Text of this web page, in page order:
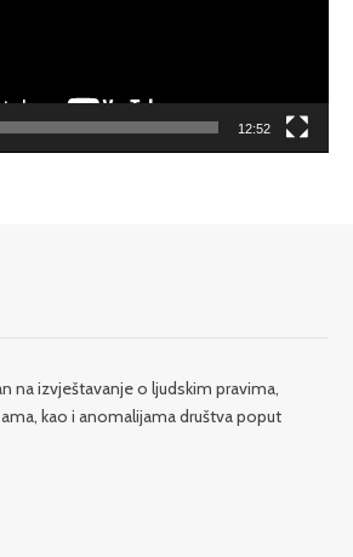
12:52
na izvještavanje o ljudskim pravima,
kao i anomalijama društva poput